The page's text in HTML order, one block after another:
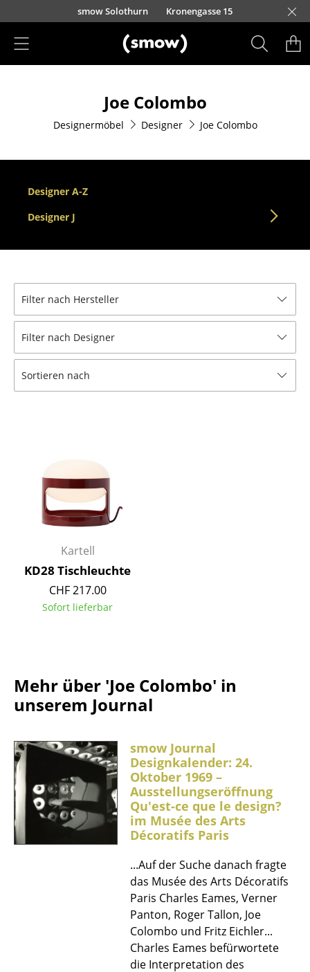
Direkt zum Inhaltsmow Solothurn Kronengasse 15
Esszimmerstühle
Sofas
Sessel
Loungesessel
Barhocker
Bänke & Liegen
Sitzsäcke
Schaukelstühle
Bürodrehstühle
Konferenzstühle
Bürosessel
Einzelteile
... alle Sitzmöbel
Beistelltische
Schreibtische
Sekretäre & PC-Tische
Konferenztische
Stehtische & Stehpulte
Joe Colombo
Designermöbel Designer Joe Colombo
Designer A-Z
Designer J
Filter nach Hersteller
Filter nach Designer
Sortieren nach
Kartell
KD28 Tischleuchte
CHF 217.00
Sofort lieferbar
Mehr über 'Joe Colombo' in
unserem Journal
smow Journal
Designkalender: 24.
Oktober 1969 –
Ausstellungseröffnung
Qu'est-ce que le design?
im Musée des Arts
Décoratifs Paris
...Auf der Suche danach fragte
das Musée des Arts Décoratifs
Paris Charles Eames, Verner
Panton, Roger Tallon, Joe
Colombo und Fritz Eichler...
Charles Eames befürwortete
die Interpretation des